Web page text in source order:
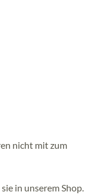
nicht mit zum
in unserem Shop.